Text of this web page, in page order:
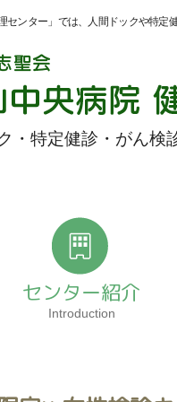
・特定健診・がん検
センター」では、人間ドックや特
センター紹介
Introduction